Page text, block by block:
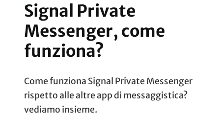
Signal Private
Messenger, come
funziona?
Come funziona Signal Private Messenger
rispetto alle altre app di messaggistica?
vediamo insieme.